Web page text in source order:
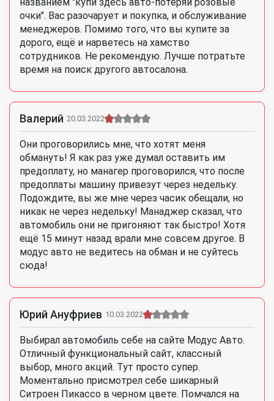
названием "купи здесь авто-потеряй розовые
очки". Вас разочарует и покупка, и обслуживание
менеджеров. Помимо того, что вы купите за
дорого, ещё и нарветесь на хамство
сотрудников. Не рекомендую. Лучше потратьте
время на поиск другого автосалона.
Валерий 20.03.2022
Они проговорились мне, что хотят меня
обмануть! Я как раз уже думал оставить им
предоплату, но манагер проговорился, что после
предоплаты машину привезут через недельку.
Подождите, вы же мне через часик обещали, но
никак не через недельку! Манаджер сказал, что
автомобиль они не пригоняют так быстро! Хотя
ещё 15 минут назад врали мне совсем другое. В
модус авто не ведитесь на обман и не суйтесь
сюда!
Юрий Ануфриев 10.03.2022
Выбирал автомобиль себе на сайте Модус Авто.
Отличный функциональный сайт, классный
выбор, много акций. Тут просто супер.
Моментально присмотрел себе шикарный
Ситроен Пикассо в черном цвете. Помчался на